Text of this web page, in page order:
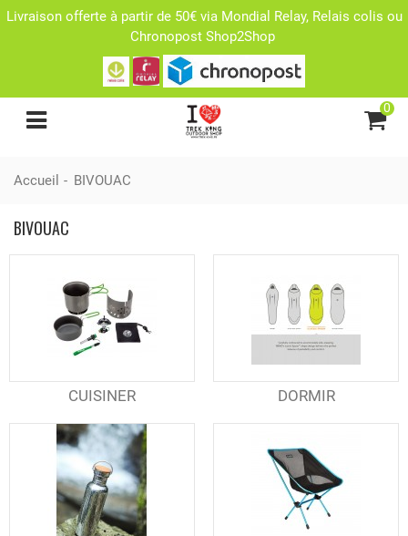
Livraison offerte à partir de 50€ via Mondial Relay, Relais colis ou
Chronopost Shop2Shop
0
Accueil - BIVOUAC
BIVOUAC
CUISINER DORMIR